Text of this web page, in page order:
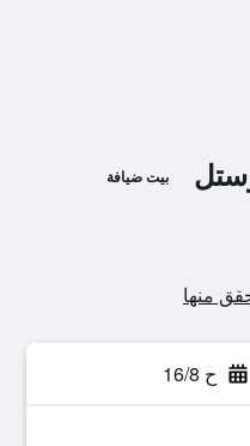
بيت ضيافة
ح 16/8